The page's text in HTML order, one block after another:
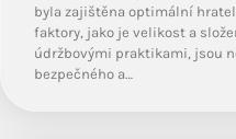
byla zajištěna optimální
faktory, jako je velikost a
údržbovými praktikami, jsou
bezpečného a…